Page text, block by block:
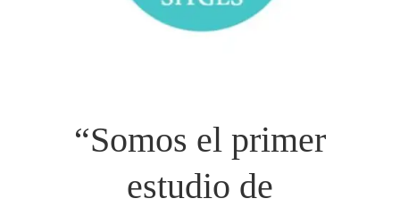
“Somos el primer
estudio de